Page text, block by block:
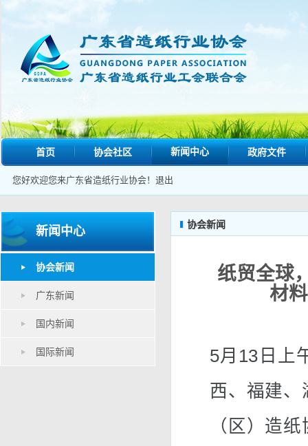
首页 协会社区 新闻中心 政府文件
您好欢迎您来广东省造纸行业协会！ 退出
新闻中心
协会新闻
广东新闻
国内新闻
国际新闻
协会新闻
纸贸全球
材
5月13日上
西、福建
（区）造